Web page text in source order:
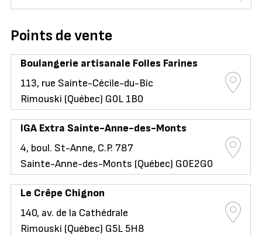
Points de vente
Boulangerie artisanale Folles Farines
113, rue Sainte-Cécile-du-Bic
Rimouski (Québec) G0L 1B0
IGA Extra Sainte-Anne-des-Monts
4, boul. St-Anne, C.P. 787
Sainte-Anne-des-Monts (Québec) G0E2G0
Le Crêpe Chignon
140, av. de la Cathédrale
Rimouski (Québec) G5L 5H8